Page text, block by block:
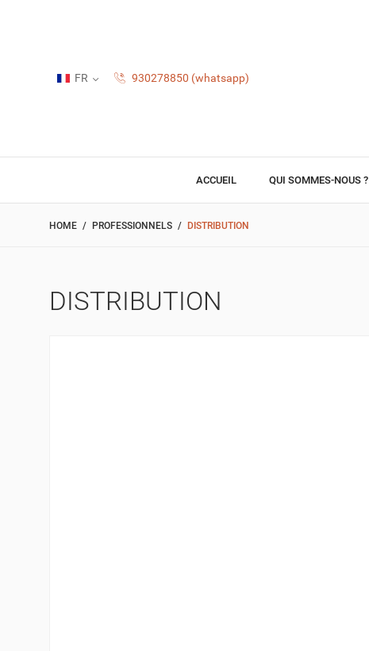
FR 930278850 (whatsapp)
ACCUEIL QUI SOMMES-NOUS ?
HOME PROFESSIONNELS DISTRIBUTION
DISTRIBUTION